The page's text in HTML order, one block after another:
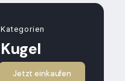
Jetzt einkaufen
Kategorien
Kugel